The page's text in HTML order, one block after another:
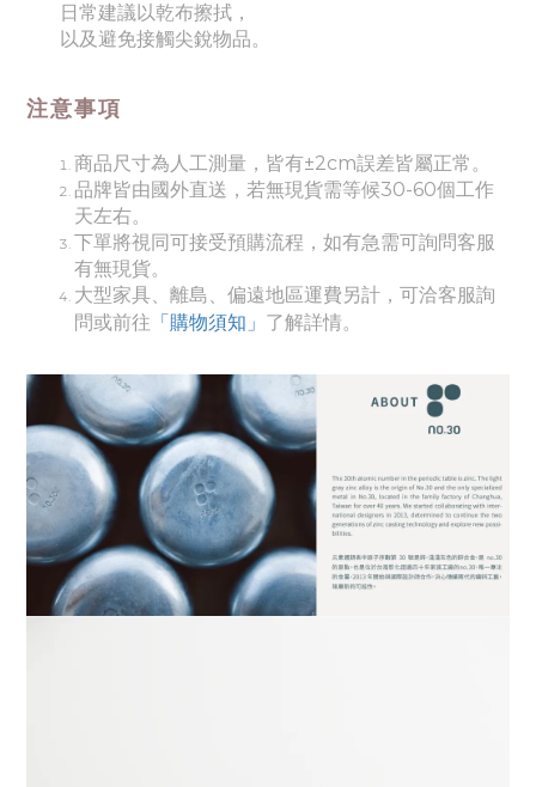
日常建議以乾布擦拭 ，
以及避免接觸尖銳物品。
注意事項
商品尺寸為人工測量，皆有±2cm誤差皆屬正常。
品牌皆由國外直送，若無現貨需等候30-60個工作
天左右。
下單將視同可接受預購流程，如有急需可詢問客服
有無現貨。
大型家具、離島、偏遠地區運費另計，可洽客服詢
問或前往 「購物須知」 了解詳情。